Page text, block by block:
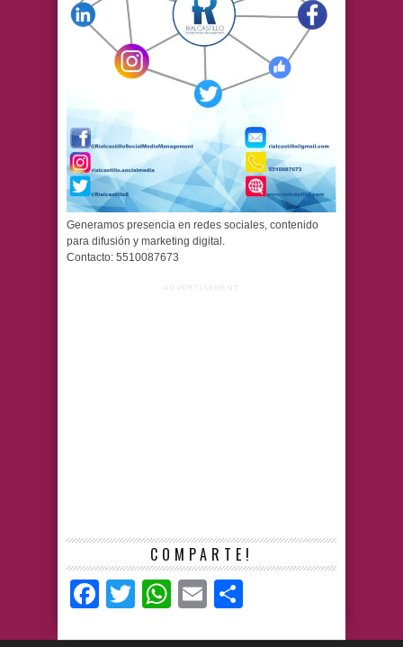
Generamos presencia en redes sociales, contenido
para difusión y marketing digital.
Contacto: 5510087673
ADVERTISEMENT
COMPARTE!
Facebook
TwitterWhatsApp
Email